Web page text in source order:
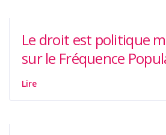
Le droit est politique
sur le Fréquence
Lire